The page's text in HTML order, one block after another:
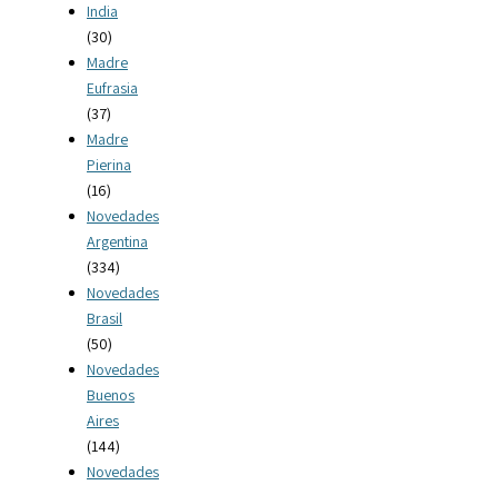
India
(30)
Madre
Eufrasia
(37)
Madre
Pierina
(16)
Novedades
Argentina
(334)
Novedades
Brasil
(50)
Novedades
Buenos
Aires
(144)
Novedades